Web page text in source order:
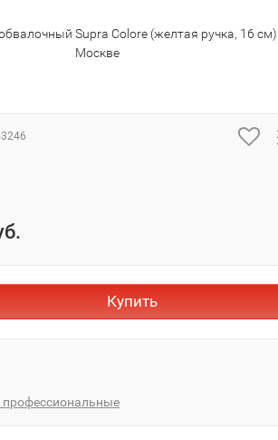
Supra Colore (желтая ручка, 16
Москве
Купить